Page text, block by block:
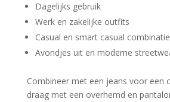
Dagelijks gebruik
Werk en zakelijke outfits
Casual en smart casual
Avondjes uit en moderne
Combineer met een jeans voor een
draag met een overhemd en